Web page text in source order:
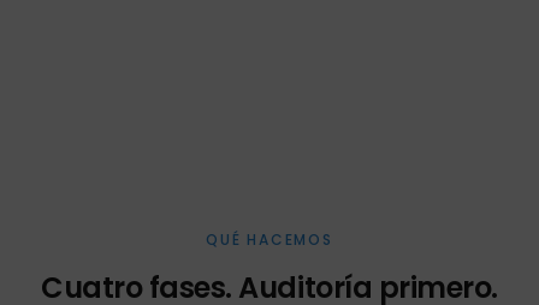
QUÉ HACEMOS
Cuatro fases. Auditoría primero.